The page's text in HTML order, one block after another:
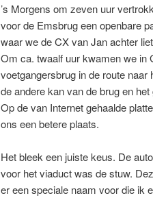
’s Morgens om zeven uur
voor de Emsbrug een openbare
waar we de CX van Jan achter
Om ca. twaalf uur kwamen we in
voetgangersbrug in de route
de andere kan van de brug en
Op de van Internet gehaalde
ons een betere plaats.
Het bleek een juiste keus. De
voor het viaduct was de stuw.
er een speciale naam voor die ik